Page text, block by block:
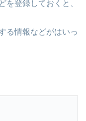
を登録しておくと、
る情報などがはいっ